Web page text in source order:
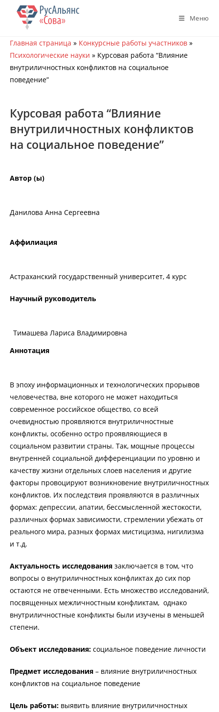
Перейти
содержимому
Меню
Главная страница » Конкурсные работы участников »
Психологические науки » Курсовая работа “Влияние
внутриличностных конфликтов на социальное
поведение”
Курсовая работа “Влияние
внутриличностных конфликтов
на социальное поведение”
Автор (ы)
Данилова Анна Сергеевна
Аффилиация
Астраханский государственный университет, 4 курс
Научный руководитель
Тимашева Лариса Владимировна
Аннотация
В эпоху информационных и технологических прорывов
человечества, вне которого не может находиться
современное российское общество, со всей
очевидностью проявляются внутриличностные
конфликты, особенно остро проявляющиеся в
социальном развитии страны. Так, мощные процессы
внутренней социальной дифференциации по уровню и
качеству жизни отдельных слоев населения и другие
факторы провоцируют возникновение внутриличностных
конфликтов. Их последствия проявляются в различных
формах: депрессии, апатии, бессмысленной жестокости,
различных формах зависимости, стремлении убежать от
реального мира, разных формах мистицизма, нигилизма
и т.д.
Актуальность исследования заключается в том, что
вопросы о внутриличностных конфликтах до сих пор
остаются не отвеченными. Есть множество исследований,
посвященных межличностным конфликтам, однако
внутриличностные конфликты были изучены в меньшей
степени.
Объект исследования: социальное поведение личности
Предмет исследования – влияние внутриличностных
конфликтов на социальное поведение
Цель работы: выявить влияние внутриличностных